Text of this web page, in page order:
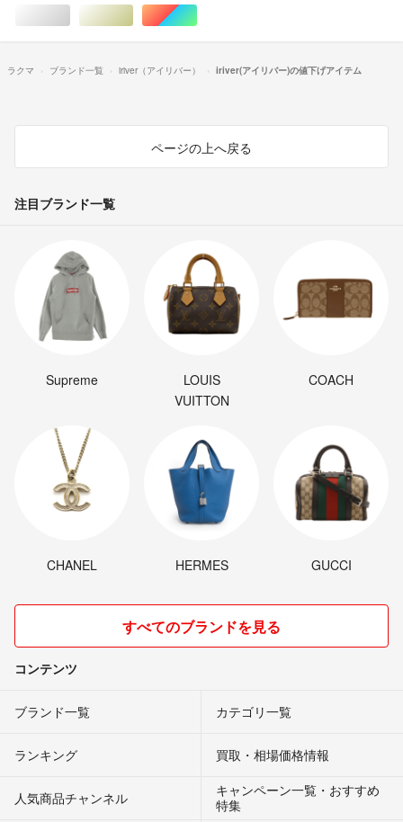
シルバー/銀色系ゴールド/金色系マルチカラー
ラクマ ブランド一覧 iriver（アイリバー） iriver(アイリバー)の値下げアイテム
ページの上へ戻る
注目ブランド一覧
Supreme
LOUIS
VUITTON
COACH
CHANEL HERMES GUCCI
すべてのブランドを見る
コンテンツ
ブランド一覧 カテゴリ一覧
ランキング 買取・相場価格情報
人気商品チャンネル
キャンペーン一覧・おすすめ
特集